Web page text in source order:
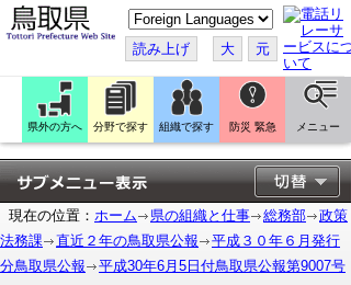
こ
の
ペ
ー
ジ
翻
訳
す
る
読み上げ 大 元
県外の方へ 分野で探す 組織で探す 防災 緊急 メニュー
現在の位置： ホーム 県の組織と仕事 総務部
政策
法務課
直近２年の鳥取県公報
平成３０年６月発行
分鳥取県公報
平成30年6月5日付鳥取県公報第9007号